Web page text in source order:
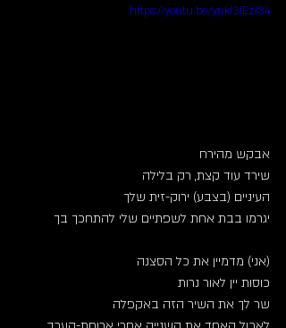
https://youtu.be/yukI3iEzJ34
אבקש מהירח
שירד עוד קצת, רק בלילה
העיניים (בצבע) ירוק-זית שלך
יגרמו בבת אחת לשפתיים שלי להתחכך בך
(אני) מדמיין את כל הסצנה
כוסות יין לאור נרות
שר לך את השיר הזה באקפלה